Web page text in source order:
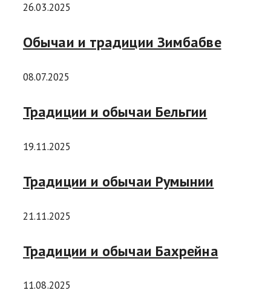
26.03.2025
Обычаи и традиции Зимбабве
08.07.2025
Традиции и обычаи Бельгии
19.11.2025
Традиции и обычаи Румынии
21.11.2025
Традиции и обычаи Бахрейна
11.08.2025